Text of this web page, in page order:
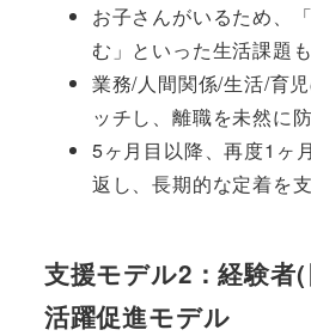
お子さんがいるため、
む」といった生活課題
業務/人間関係/生活/育
ッチし、離職を未然に
5ヶ月目以降、再度1ヶ
返し、長期的な定着を
支援モデル2 ：経験者(
活躍促進モデル